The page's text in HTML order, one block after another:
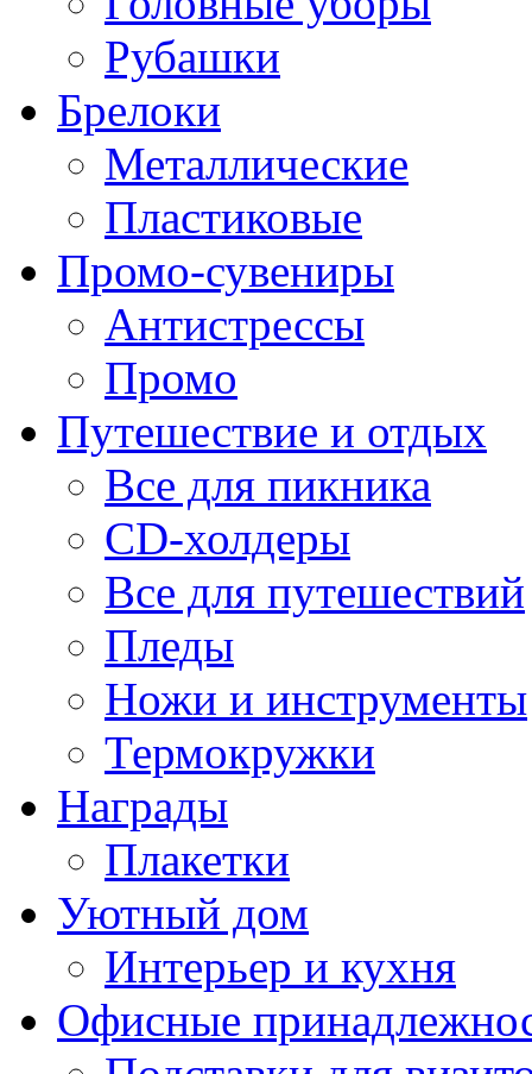
Рубашки
Брелоки
Металлические
Пластиковые
Промо-сувениры
Антистрессы
Промо
Путешествие и отдых
Все для пикника
CD-холдеры
Все для путешествий
Пледы
Ножи и инструменты
Термокружки
Награды
Плакетки
Уютный дом
Интерьер и кухня
Офисные